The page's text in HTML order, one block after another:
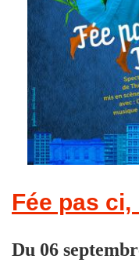
Fée pas ci,
Du 06